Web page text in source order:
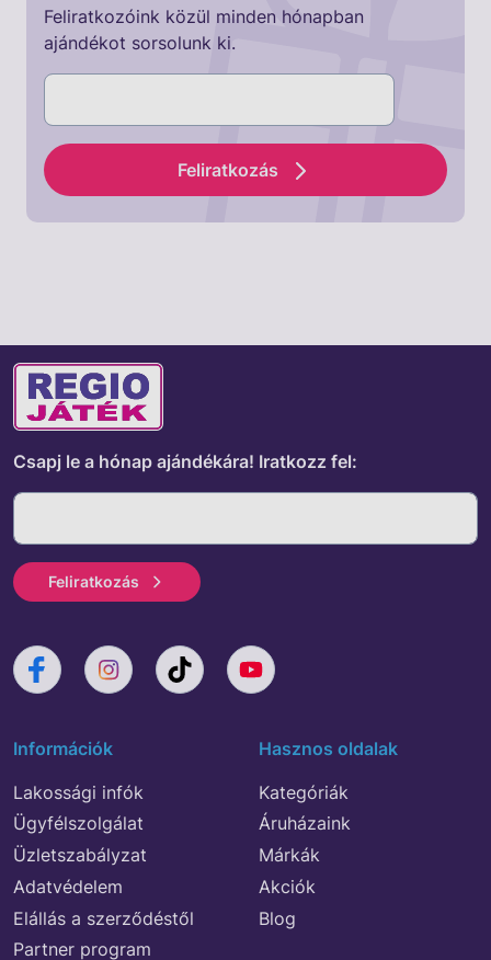
Feliratkozóink közül minden hónapban
ajándékot sorsolunk ki.
Feliratkozás
Csapj le a hónap ajándékára! Iratkozz fel:
Feliratkozás
Információk
Lakossági infók
Ügyfélszolgálat
Üzletszabályzat
Adatvédelem
Elállás a szerződéstől
Partner program
Hasznos oldalak
Kategóriák
Áruházaink
Márkák
Akciók
Blog